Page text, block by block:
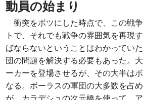
動員の始まり
衝突をボツにした時点で、この戦
トで、それでも戦争の雰囲気を再現
ばならないということはわかってい
団の問題を解決する必要もあった。
ーカーを登場させるが、その大半は
なる。ボーラスの軍団の大多数を占